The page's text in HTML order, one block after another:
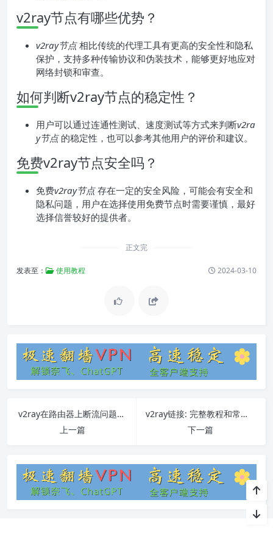
v2ray节点有哪些优势？
v2ray节点相比传统的代理工具有更高的安全性和隐私
保护，支持多种传输协议和伪装技术，能够更好地应对
网络封锁和审查。
如何判断v2ray节点的稳定性？
用户可以通过连通性测试、速度测试等方式来判断v2ra
y节点的稳定性，也可以参考其他用户的评价和建议。
免费v2ray节点安全吗？
免费v2ray节点存在一定的安全风险，可能会有安全和
隐私问题，用户在选择使用免费节点时需要谨慎，最好
选择信誉较好的提供者。
正文完
发表至： 使用教程 2024-03-10
v2ray在路由器上断流问题解决方案
上一篇
v2ray链接: 完整教程和常见问题解答
下一篇